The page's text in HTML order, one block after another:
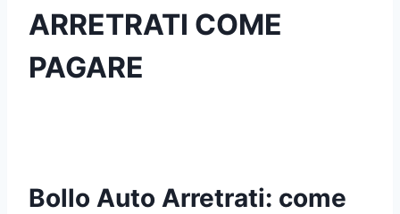
ARRETRATI COME
PAGARE
Bollo Auto Arretrati: come